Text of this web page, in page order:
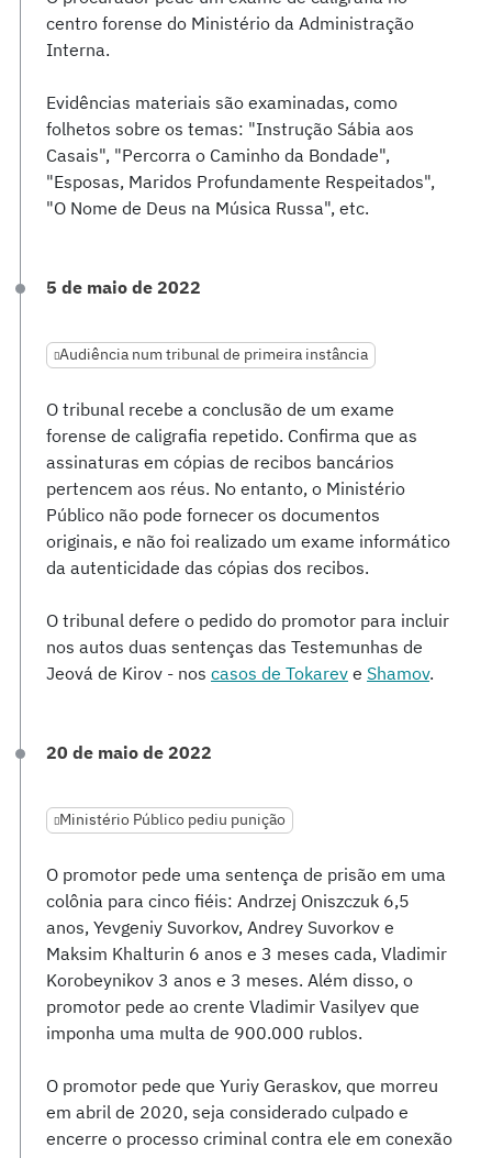
centro forense do Ministério da Administração
Interna.
Evidências materiais são examinadas, como
folhetos sobre os temas: "Instrução Sábia aos
Casais", "Percorra o Caminho da Bondade",
"Esposas, Maridos Profundamente Respeitados",
"O Nome de Deus na Música Russa", etc.
5 de maio de 2022
Audiência num tribunal de primeira instância
O tribunal recebe a conclusão de um exame
forense de caligrafia repetido. Confirma que as
assinaturas em cópias de recibos bancários
pertencem aos réus. No entanto, o Ministério
Público não pode fornecer os documentos
originais, e não foi realizado um exame informático
da autenticidade das cópias dos recibos.
O tribunal defere o pedido do promotor para incluir
nos autos duas sentenças das Testemunhas de
Jeová de Kirov - nos casos de Tokarev e Shamov.
20 de maio de 2022
Ministério Público pediu punição
O promotor pede uma sentença de prisão em uma
colônia para cinco fiéis: Andrzej Oniszczuk 6,5
anos, Yevgeniy Suvorkov, Andrey Suvorkov e
Maksim Khalturin 6 anos e 3 meses cada, Vladimir
Korobeynikov 3 anos e 3 meses. Além disso, o
promotor pede ao crente Vladimir Vasilyev que
imponha uma multa de 900.000 rublos.
O promotor pede que Yuriy Geraskov, que morreu
em abril de 2020, seja considerado culpado e
encerre o processo criminal contra ele em conexão